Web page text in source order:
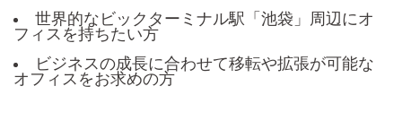
世界的なビックターミナル駅「池袋」周辺にオ
フィスを持ちたい方
ビジネスの成長に合わせて移転や拡張が可能な
オフィスをお求めの方